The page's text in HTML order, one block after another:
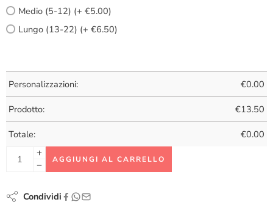
Medio (5-12) (+ €5.00)
Lungo (13-22) (+ €6.50)
Personalizzazioni: €0.00
Prodotto: €13.50
Totale: €0.00
AGGIUNGI AL CARRELLO
Condividi